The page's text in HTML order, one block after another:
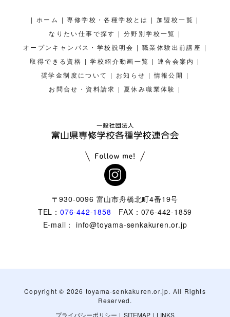
| ホーム |専修学校・各種学校とは | 加盟校一覧 |
なりたい仕事で探す |分野別学校一覧 |
オープンキャンパス・学校説明会 |職業体験出前講座 |
取得できる資格 |学校紹介動画一覧 | 連合会案内 |
奨学金制度について | お知らせ |情報公開 |
お問合せ・資料請求 | 夏休み職業体験 |
〒930-0096 富山市舟橋北町4番19号
TEL： 076-442-1858 FAX：076-442-1859
E-mail： info@toyama-senkakuren.or.jp
Copyright © 2026 toyama-senkakuren.or.jp. All Rights
Reserved.
プライバシーポリシー | SITEMAP| LINKS